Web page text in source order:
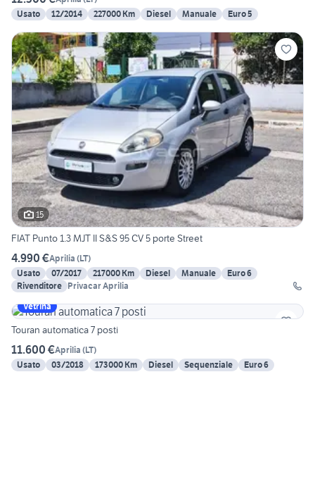
Usato
12/2014 227000 Km Diesel Manuale Euro 5
15
FIAT Punto 1.3 MJT II S&S 95 CV 5 porte Street
4.990 €Aprilia (LT)
Usato
07/2017 217000 Km Diesel Manuale
Euro 6
Rivenditore Privacar Aprilia
Vetrina
Touran automatica 7 posti
11.600 €Aprilia (LT)
Usato
03/2018 173000 Km Diesel Sequenziale Euro 6